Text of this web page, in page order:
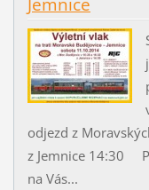
odjezd z
z Jemnice 14:30
na Vás...